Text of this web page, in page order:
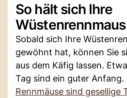
So hält sich Ihre
Sobald sich Ihre
gewöhnt hat, können Sie
aus dem Käfig lassen.
Tag sind ein guter Anfang.
Rennmäuse sind gesellige